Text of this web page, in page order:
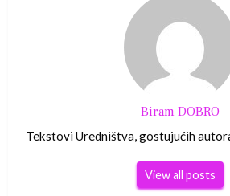
Biram DOBRO
Tekstovi Uredništva, gostujućih
View all posts